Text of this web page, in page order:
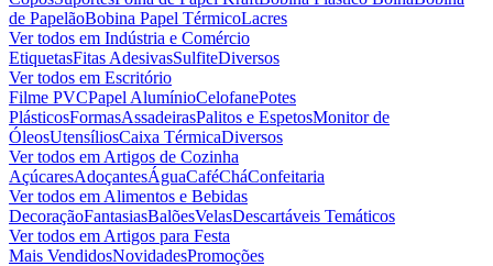
de PapelãoBobina Papel TérmicoLacres
Ver todos em Indústria e Comércio
EtiquetasFitas AdesivasSulfiteDiversos
Ver todos em Escritório
Filme PVCPapel AlumínioCelofanePotes
PlásticosFormasAssadeirasPalitos e EspetosMonitor de
ÓleosUtensíliosCaixa TérmicaDiversos
Ver todos em Artigos de Cozinha
AçúcaresAdoçantesÁguaCaféCháConfeitaria
Ver todos em Alimentos e Bebidas
DecoraçãoFantasiasBalõesVelasDescartáveis Temáticos
Ver todos em Artigos para Festa
Mais VendidosNovidadesPromoções